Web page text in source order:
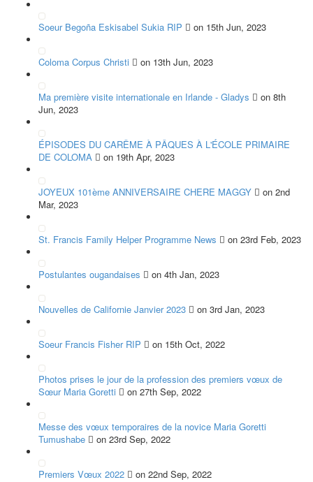
Soeur Begoña Eskisabel Sukia RIP on 15th Jun, 2023
Coloma Corpus Christi on 13th Jun, 2023
Ma première visite internationale en Irlande - Gladys
on 8th
Jun, 2023
ÉPISODES DU CARÊME À PÂQUES À L'ÉCOLE PRIMAIRE
DE COLOMA
on 19th Apr, 2023
JOYEUX 101ème ANNIVERSAIRE CHERE MAGGY
on 2nd
Mar, 2023
St. Francis Family Helper Programme News on 23rd Feb, 2023
Postulantes ougandaises on 4th Jan, 2023
Nouvelles de Californie Janvier 2023 on 3rd Jan, 2023
Soeur Francis Fisher RIP on 15th Oct, 2022
Photos prises le jour de la profession des premiers vœux de
Sœur Maria Goretti
on 27th Sep, 2022
Messe des vœux temporaires de la novice Maria Goretti
Tumushabe
on 23rd Sep, 2022
Premiers Vœux 2022 on 22nd Sep, 2022